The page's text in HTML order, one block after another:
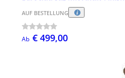
AUF BESTELLUNG
Ab € 499,00